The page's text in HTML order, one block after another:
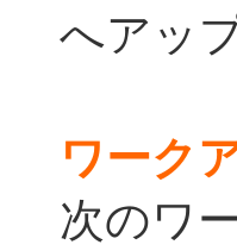
へアッ
ワーク
次のワ